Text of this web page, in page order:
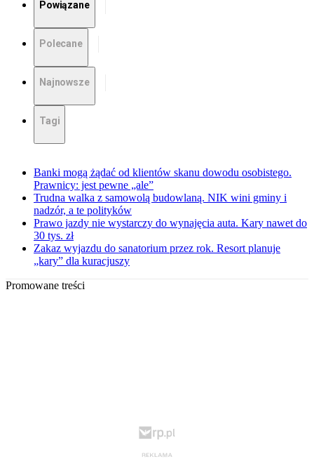
Powiązane
Polecane
Najnowsze
Tagi
Banki mogą żądać od klientów skanu dowodu osobistego.
Prawnicy: jest pewne „ale”
Trudna walka z samowolą budowlaną. NIK wini gminy i
nadzór, a te polityków
Prawo jazdy nie wystarczy do wynajęcia auta. Kary nawet do
30 tys. zł
Zakaz wyjazdu do sanatorium przez rok. Resort planuje
„kary” dla kuracjuszy
Promowane treści